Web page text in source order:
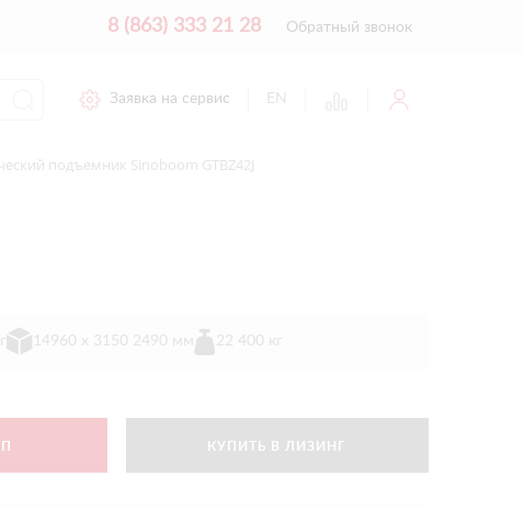
8 (863) 333 21 28 Обратный звонок
Заявка на сервис EN
подъемник Sinoboom GTBZ42J
14960 х 3150 2490 мм 22 400 кг
КУПИТЬ В ЛИЗИНГ